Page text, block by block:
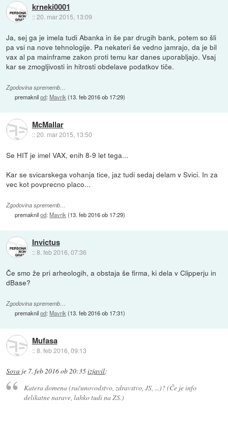
krneki0001
::20. mar 2015, 13:09
Ja, sej ga je imela tudi Abanka in še par drugih bank, potem so šli
pa vsi na nove tehnologije. Pa nekateri še vedno jamrajo, da je bil
vax al pa mainframe zakon proti temu kar danes uporabljajo. Vsaj
kar se zmogljivosti in hitrosti obdelave podatkov tiče.
Zgodovina sprememb…
premaknilod:Mavrik (13. feb 2016 ob 17:29)
McMallar
::20. mar 2015, 13:50
Se HIT je imel VAX, enih 8-9 let tega...
Kar se svicarskega vohanja tice, jaz tudi sedaj delam v Svici. In za
vec kot povprecno placo...
Zgodovina sprememb…
premaknilod:Mavrik (13. feb 2016 ob 17:29)
Invictus
::8. feb 2016, 07:36
Če smo že pri arheologih, a obstaja še firma, ki dela v Clipperju in
dBase?
Zgodovina sprememb…
premaknilod:Mavrik (13. feb 2016 ob 17:31)
Mufasa
::8. feb 2016, 09:13
Sova je 7. feb 2016 ob 20:35izjavil:
Katera domena (računovodstvo, zdravstvo, JS, ...)? (Če je info
delikatne narave, lahko tudi na ZS.)